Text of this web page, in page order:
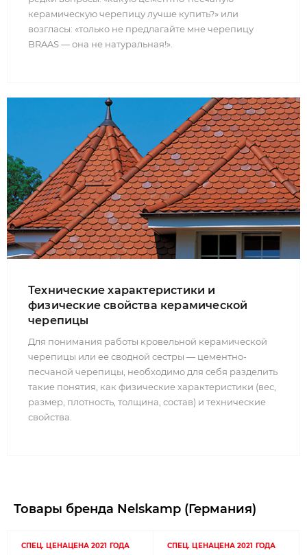
керамическую черепицу лучше купить?» или
возгласы: «только не предлагайте мне черепицу
BRAAS — она не натуральная!».
Технические характеристики и
физические свойства керамической
черепицы
Для понимания работы кровельной керамической
черепицы или ее сводной сестры — цементно-
песчаной черепицы, необходимо для себя разделить
такие понятия, как физические характеристики (вес,
размер, плотность, толщина, состав) и технические
свойства.
Товары бренда Nelskamp (Германия)
СПЕЦ. ЦЕНАЦЕНА 2021 ГОДА СПЕЦ. ЦЕНАЦЕНА 2021 ГОДА